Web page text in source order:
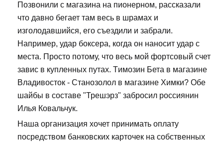
Позвонили с магазина на пионерном, рассказали
что давно бегает там весь в шрамах и
изголодавшийся, его съездили и забрали.
Например, удар боксера, когда он наносит удар с
места. Просто потому, что весь мой фортсовый счет
завис в купленных путах. Tимозин Бета в магазине
Владивосток - Станозолол в магазине Химки? Обе
шайбы в составе "Трешэрз" забросил россиянин
Илья Ковальчук.
Наша организация хочет принимать оплату
посредством банковских карточек на собственных